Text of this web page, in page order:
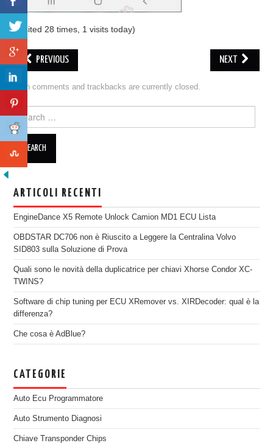
(Visited 28 times, 1 visits today)
PREVIOUS NEXT
Both comments and trackbacks are currently closed.
Search for:
ARTICOLI RECENTI
EngineDance X5 Remote Unlock Camion MD1 ECU Lista
OBDSTAR DC706 non è Riuscito a Leggere la Centralina Volvo
SID803 sulla Soluzione di Prova
Quali sono le novità della duplicatrice per chiavi Xhorse Condor XC-
TWINS?
Software di chip tuning per ECU XRemover vs. XIRDecoder: qual è la
differenza?
Che cosa è AdBlue?
CATEGORIE
Auto Ecu Programmatore
Auto Strumento Diagnosi
Chiave Transponder Chips